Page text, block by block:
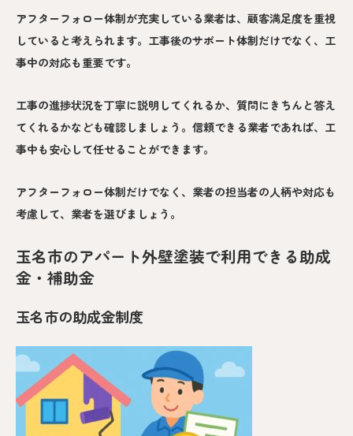
アフターフォロー体制が充実している業者は、顧客満足度を重視
していると考えられます。工事後のサポート体制だけでなく、工
事中の対応も重要です。
工事の進捗状況を丁寧に説明してくれるか、質問にきちんと答え
てくれるかなども確認しましょう。信頼できる業者であれば、工
事中も安心して任せることができます。
アフターフォロー体制だけでなく、業者の担当者の人柄や対応も
考慮して、業者を選びましょう。
玉名市のアパート外壁塗装で利用できる助成
金・補助金
玉名市の助成金制度